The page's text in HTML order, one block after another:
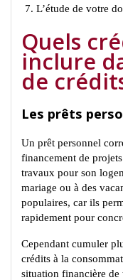
L’étude de votre
Quels
inclure
de
Les prêts
Un prêt personnel
financement de
travaux pour son
mariage ou à des
populaires, car ils
rapidement pour
Cependant cumuler
crédits à la
situation financière de